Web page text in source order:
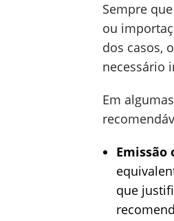
Sempre
ou
dos casos,
necessário
Em
Emissão
que